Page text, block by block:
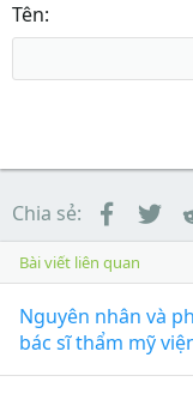
Tên
Chia sẻ:
Bài viết liên quan
Nguyên nhân và
bác sĩ thẩm mỹ